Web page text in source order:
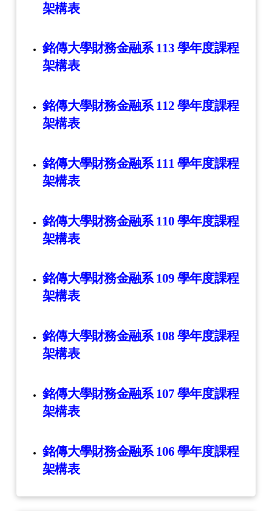
架構表
銘傳大學財務金融系 113 學年度課程
架構表
銘傳大學財務金融系 112 學年度課程
架構表
銘傳大學財務金融系 111 學年度課程
架構表
銘傳大學財務金融系 110 學年度課程
架構表
銘傳大學財務金融系 109 學年度課程
架構表
銘傳大學財務金融系 108 學年度課程
架構表
銘傳大學財務金融系 107 學年度課程
架構表
銘傳大學財務金融系 106 學年度課程
架構表